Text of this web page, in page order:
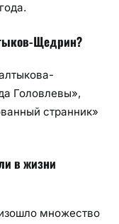
Щедрин?
Головлевы»,
странник»
в жизни
множество